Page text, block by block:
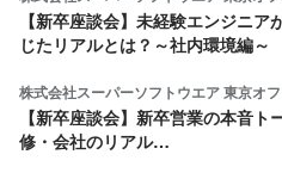
【新卒座談会】未経験エンジニア
じたリアルとは？～社内環境編～
株式会社スーパーソフトウエア 東京オ
【新卒座談会】新卒営業の本音ト
修・会社のリアル…